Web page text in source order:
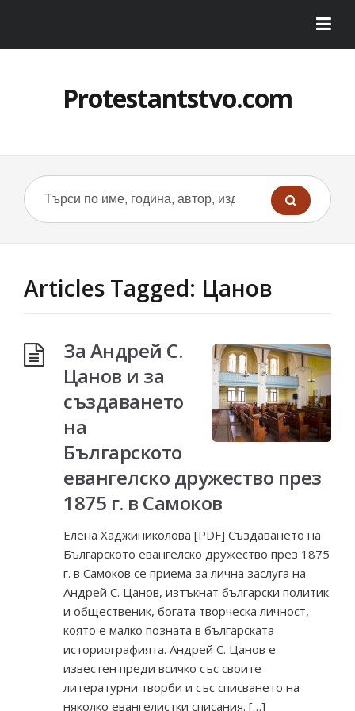
Protestantstvo.com
Articles Tagged: Цанов
За Андрей С.
Цанов и за
създаването
на
Българското
евангелско дружество през
1875 г. в Самоков
Елена Хаджиниколова [PDF] Създаването на
Българското евангелско дружество през 1875
г. в Самоков се приема за лична заслуга на
Андрей С. Цанов, изтъкнат български политик
и общественик, богата творческа личност,
която е малко позната в българската
историографията. Андрей С. Цанов е
известен преди всичко със своите
литературни творби и със списването на
няколко евангелистки списания. […]